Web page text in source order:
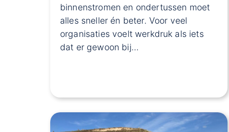
binnenstromen en ondertussen moet
alles sneller én beter. Voor veel
organisaties voelt werkdruk als iets
dat er gewoon bij…